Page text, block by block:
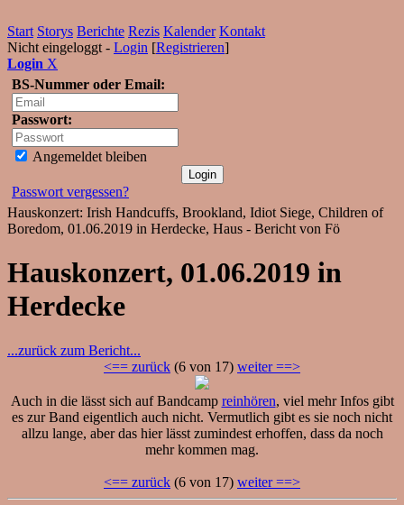
Start Storys Berichte Rezis Kalender Kontakt
Nicht eingeloggt - Login [Registrieren]
Login X
BS-Nummer oder Email:
Passwort:
Angemeldet bleiben
Passwort vergessen?
Hauskonzert: Irish Handcuffs, Brookland, Idiot Siege, Children of
Boredom, 01.06.2019 in Herdecke, Haus - Bericht von Fö
Hauskonzert, 01.06.2019 in
Herdecke
...zurück zum Bericht...
<== zurück (6 von 17) weiter ==>
Auch in die lässt sich auf Bandcamp reinhören, viel mehr Infos gibt
es zur Band eigentlich auch nicht. Vermutlich gibt es sie noch nicht
allzu lange, aber das hier lässt zumindest erhoffen, dass da noch
mehr kommen mag.
<== zurück (6 von 17) weiter ==>